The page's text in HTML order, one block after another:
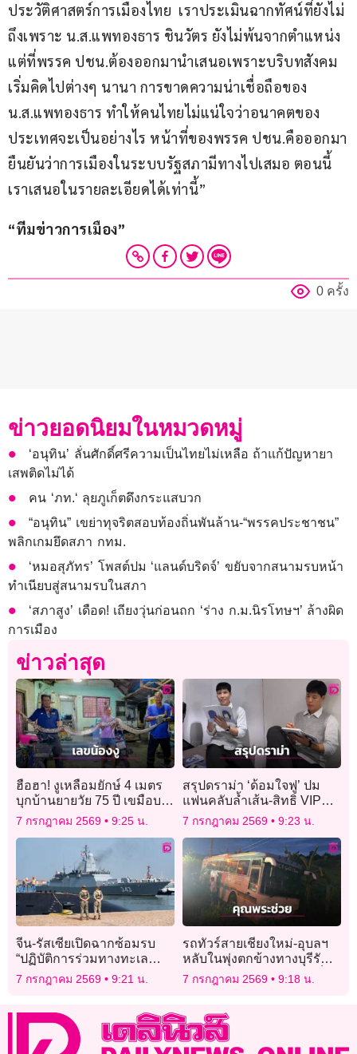
ประวัติศาสตร์การเมืองไทย  เราประเมินฉากทัศน์ที่ยังไม่
ถึงเพราะ น.ส.แพทองธาร ชินวัตร ยังไม่พ้นจากตำแหน่ง
แต่ที่พรรค ปชน.ต้องออกมานำเสนอเพราะบริบทสังคม
เริ่มคิดไปต่างๆ นานา การขาดความน่าเชื่อถือของ
น.ส.แพทองธาร ทำให้คนไทยไม่แน่ใจว่าอนาคตของ
ประเทศจะเป็นอย่างไร หน้าที่ของพรรค ปชน.คือออกมา
ยืนยันว่าการเมืองในระบบรัฐสภามีทางไปเสมอ ตอนนี้
เราเสนอในรายละเอียดได้เท่านี้”
“ทีมข่าวการเมือง”
0 ครั้ง
ข่าวยอดนิยมในหมวดหมู่
‘อนุทิน’ ลั่นศักดิ์ศรีความเป็นไทยไม่เหลือ ถ้าแก้ปัญหายา
เสพติดไม่ได้
คน ‘ภท.‘ ลุยภูเก็ตดึงกระแสบวก
“อนุทิน” เขย่าทุจริตสอบท้องถิ่นพันล้าน-“พรรคประชาชน”
พลิกเกมยึดสภา กทม.
‘หมอสุภัทร’ โพสต์ปม ‘แลนด์บริดจ์’ ขยับจากสนามรบหน้า
ทำเนียบสู่สนามรบในสภา
‘สภาสูง’ เดือด! เถียงวุ่นก่อนถก ‘ร่าง ก.ม.นิรโทษฯ’ ล้างผิด
การเมือง
ข่าวล่าสุด
ฮือฮา! งูเหลือมยักษ์ 4 เมตร
บุกบ้านยายวัย 75 ปี เขมือบ
แมวหลายตัว คอหวยไม่
พลาดส่องเลขที่บ้านลุ้นโชค
7 กรกฎาคม 2569 9:25 น.
สรุปดราม่า ‘ด้อมใจฟู’ ปม
แฟนคลับล้ำเส้น-สิทธิ VIP
ด้าน ‘คัลแลน’ แจงชัดทุกมุม
7 กรกฎาคม 2569 9:23 น.
จีน-รัสเซียเปิดฉากซ้อมรบ
“ปฏิบัติการร่วมทางทะเล
2026” ในชิงเต่า
7 กรกฎาคม 2569 9:21 น.
รถทัวร์สายเชียงใหม่-อุบลฯ
หลับในพุ่งตกข้างทางบุรีรัมย์
ผู้โดยสาร 32 ชีวิตระทึก เจ็บ
1 ราย
7 กรกฎาคม 2569 9:18 น.